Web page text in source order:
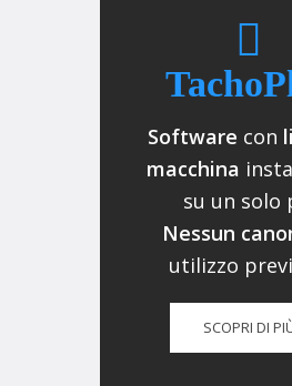
Software con
macchina
su un solo
Nessun
utilizzo
SCOPRI DI